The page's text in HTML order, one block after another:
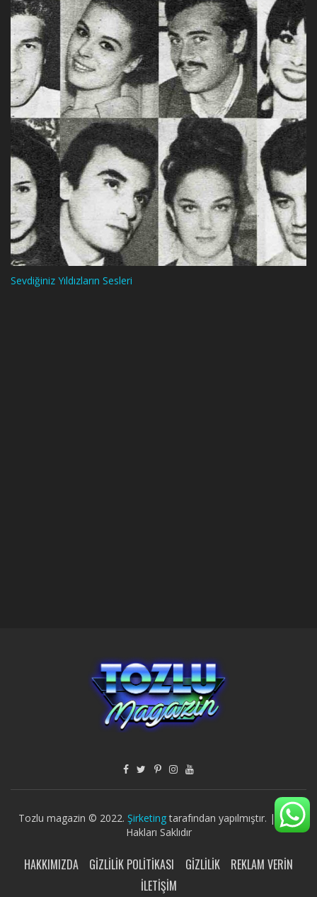
Sevdiğiniz Yıldızların Sesleri
Tozlu magazin © 2022. Şirketingtarafından yapılmıştır. | Tüm
Hakları Saklıdır
HAKKIMIZDA GIZLILIK POLITIKASI GIZLILIK
REKLAM VERIN
İLETIŞIM